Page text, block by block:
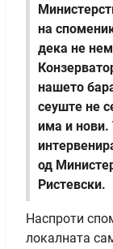
на
дека не
нашето
сеуште не
има и нови.
од
Ристевски.
Наспроти
локалната